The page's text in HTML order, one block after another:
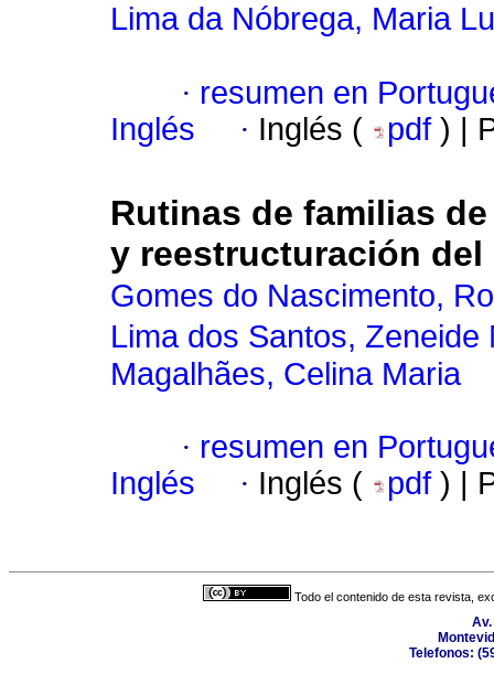
Lima da Nóbrega, Maria
· resumen en
Inglés
· Inglés ( pdf ) |
Rutinas de familias
y reestructuración del
Gomes do Nascimento,
Lima dos Santos, Zeneide
Magalhães, Celina Maria
· resumen en
Inglés
· Inglés ( pdf ) |
Todo el contenido de esta revista,
Telefonos: